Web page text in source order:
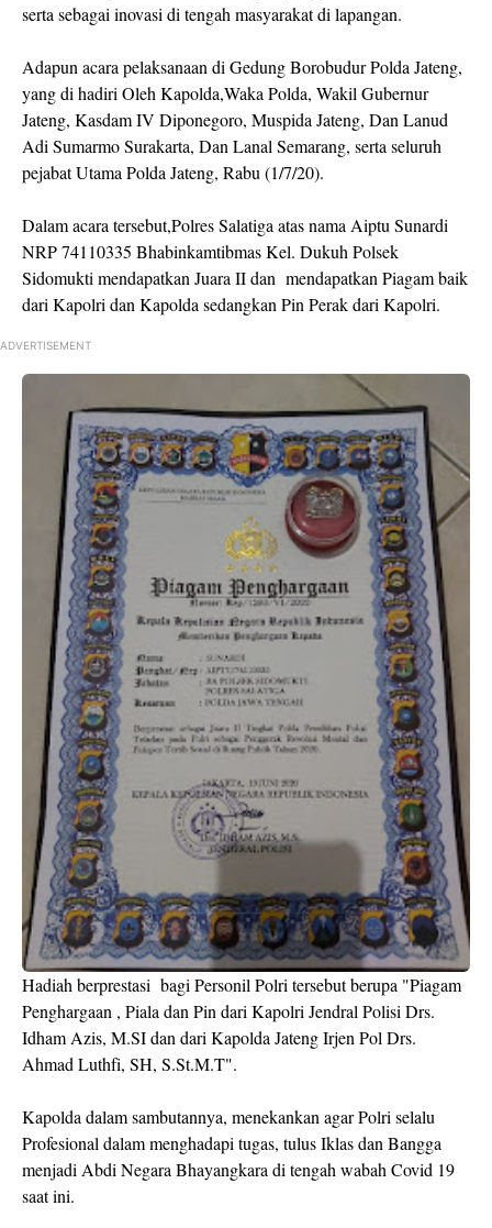
serta sebagai inovasi di tengah masyarakat di lapangan.
Adapun acara pelaksanaan di Gedung Borobudur Polda Jateng,
yang di hadiri Oleh Kapolda,Waka Polda, Wakil Gubernur
Jateng, Kasdam IV Diponegoro, Muspida Jateng, Dan Lanud
Adi Sumarmo Surakarta, Dan Lanal Semarang, serta seluruh
pejabat Utama Polda Jateng, Rabu (1/7/20).
Dalam acara tersebut,Polres Salatiga atas nama Aiptu Sunardi
NRP 74110335 Bhabinkamtibmas Kel. Dukuh Polsek
Sidomukti mendapatkan Juara II dan mendapatkan Piagam baik
dari Kapolri dan Kapolda sedangkan Pin Perak dari Kapolri.
ADVERTISEMENT
Hadiah berprestasi bagi Personil Polri tersebut berupa "Piagam
Penghargaan , Piala dan Pin dari Kapolri Jendral Polisi Drs.
Idham Azis, M.SI dan dari Kapolda Jateng Irjen Pol Drs.
Ahmad Luthfi, SH, S.St.M.T".
Kapolda dalam sambutannya, menekankan agar Polri selalu
Profesional dalam menghadapi tugas, tulus Iklas dan Bangga
menjadi Abdi Negara Bhayangkara di tengah wabah Covid 19
saat ini.